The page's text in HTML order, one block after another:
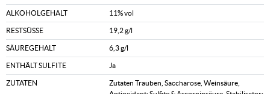
ALKOHOLGEHALT 11% vol
RESTSÜSSE 19,2 g/l
SÄUREGEHALT 6,3 g/l
ENTHÄLT SULFITE Ja
ZUTATEN
Zutaten Trauben, Saccharose, Weinsäure,